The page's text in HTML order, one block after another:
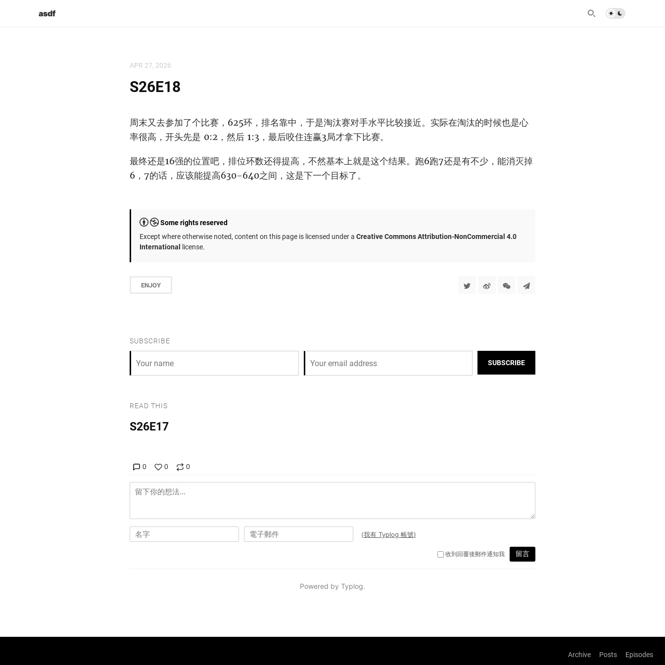
asdf
APR 27, 2026
S26E18
周末又去参加了个比赛，625环，排名靠中，于是淘汰赛对手水平比较接近。实际在淘汰的时候也是心
率很高，开头先是 0:2，然后 1:3，最后咬住连赢3局才拿下比赛。
最终还是16强的位置吧，排位环数还得提高，不然基本上就是这个结果。跑6跑7还是有不少，能消灭掉
6，7的话，应该能提高630-640之间，这是下一个目标了。
Some rights reserved
Except where otherwise noted, content on this page is licensed under a Creative Commons Attribution-NonCommercial 4.0
International license.
ENJOY
SUBSCRIBE
SUBSCRIBE
READ THIS
S26E17
Archive Posts Episodes